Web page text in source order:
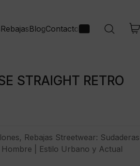
RebajasBlogContacto
STRAIGHT RETRO
, Rebajas Streetwear: Sudaderas
| Estilo Urbano y Actual